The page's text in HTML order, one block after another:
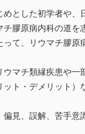
とした初学者や
膠原病内科の道
て、リウマチ膠原
マチ類縁疾患や
ト・デメリット）
見、誤解、苦手